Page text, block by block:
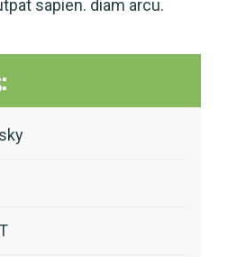
sapien. diam arcu.